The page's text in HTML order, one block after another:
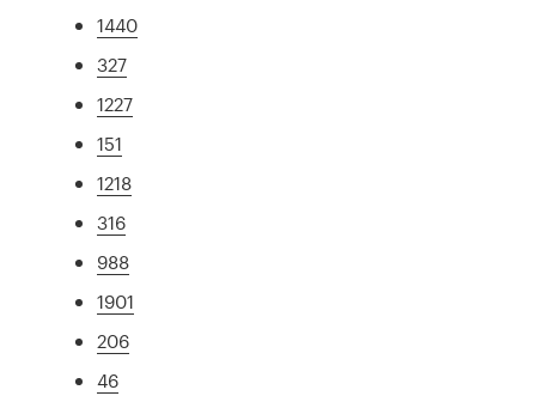
1440
327
1227
151
1218
316
988
1901
206
46